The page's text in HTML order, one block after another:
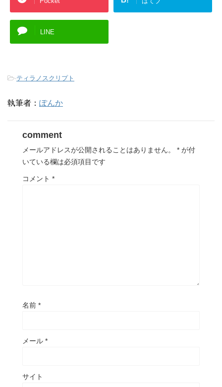
LINE
-ティラノスクリプト
執筆者： ぽんか
comment
メールアドレスが公開されることはありません。 * が付
いている欄は必須項目です
コメント *
名前 *
メール *
サイト